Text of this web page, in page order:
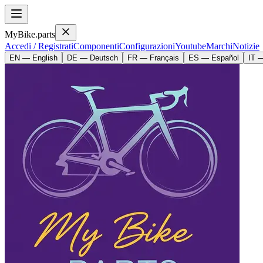
MyBike.parts
Accedi / RegistratiComponentiConfigurazioniYoutubeMarchiNotizie
EN — English DE — Deutsch FR — Français ES — Español IT